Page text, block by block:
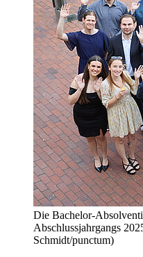
Die Bachelor-
Abschlussjahrgangs
Schmidt/punctum)